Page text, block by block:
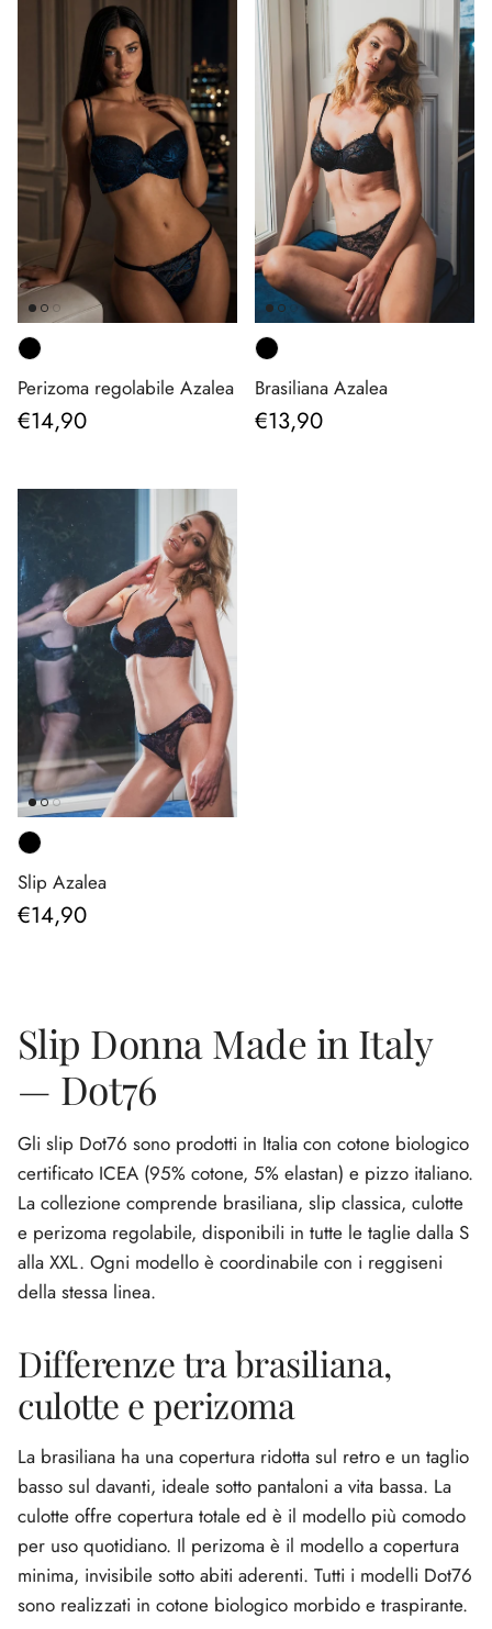
Perizoma regolabile Azalea
Prezzo normale
€14,90
Brasiliana Azalea
Prezzo normale
€13,90
Slip Azalea
Prezzo normale
€14,90
Slip Donna Made in Italy
— Dot76
Gli slip Dot76 sono prodotti in Italia con cotone biologico
certificato ICEA (95% cotone, 5% elastan) e pizzo italiano.
La collezione comprende brasiliana, slip classica, culotte
e perizoma regolabile, disponibili in tutte le taglie dalla S
alla XXL. Ogni modello è coordinabile con i reggiseni
della stessa linea.
Differenze tra brasiliana,
culotte e perizoma
La brasiliana ha una copertura ridotta sul retro e un taglio
basso sul davanti, ideale sotto pantaloni a vita bassa. La
culotte offre copertura totale ed è il modello più comodo
per uso quotidiano. Il perizoma è il modello a copertura
minima, invisibile sotto abiti aderenti. Tutti i modelli Dot76
sono realizzati in cotone biologico morbido e traspirante.